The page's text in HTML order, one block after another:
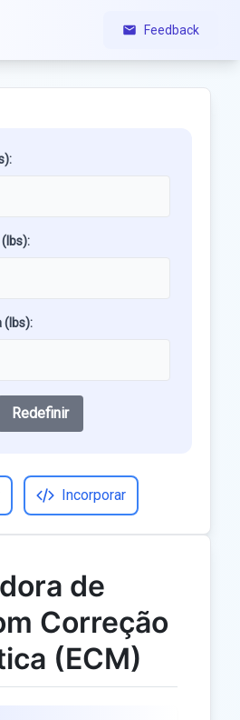
Feedback
(lbs):
Redefinir
Incorporar
de
Correção
(ECM)